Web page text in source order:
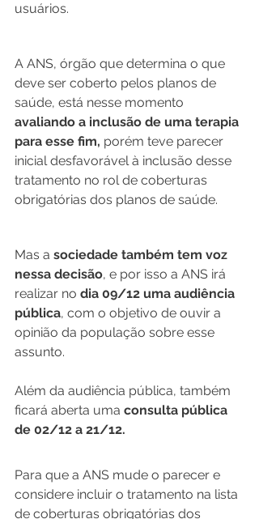
usuários.
A ANS, órgão que determina o que
deve ser coberto pelos planos de
saúde, está nesse momento
avaliando a inclusão de uma terapia
para esse fim, porém teve parecer
inicial desfavorável à inclusão desse
tratamento no rol de coberturas
obrigatórias dos planos de saúde.
Mas a sociedade também tem voz
nessa decisão, e por isso a ANS irá
realizar no dia 09/12 uma audiência
pública, com o objetivo de ouvir a
opinião da população sobre esse
assunto.
Além da audiência pública, também
ficará aberta uma consulta pública
de 02/12 a 21/12.
Para que a ANS mude o parecer e
considere incluir o tratamento na lista
de coberturas obrigatórias dos